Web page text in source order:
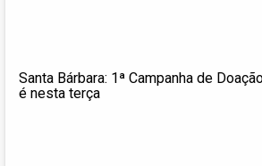
Santa Bárbara: 1ª Campanha de
é nesta terça